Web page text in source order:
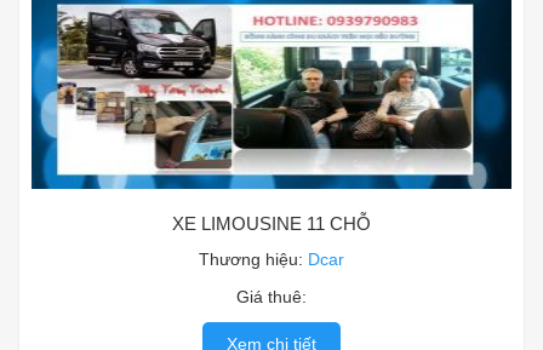
XE LIMOUSINE 11 CHỖ
Thương hiệu: Dcar
Giá thuê:
Xem chi tiết